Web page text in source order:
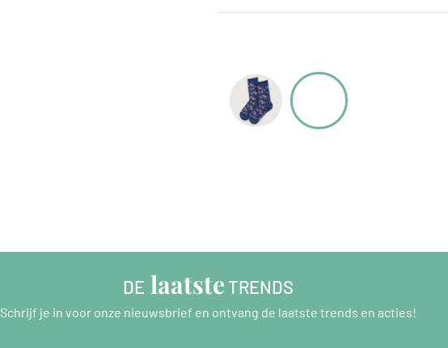
DE laatste TRENDS
Schrijf je in voor onze nieuwsbrief en ontvang de laatste trends en acties!